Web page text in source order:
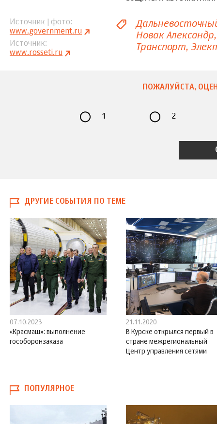
Источник | фото
www.government.ru
Источник
www.rosseti.ru
Новак Александр
Транспорт
ПОЖАЛУЙСТА,
1 2
ДРУГИЕ СОБЫТИЯ ПО ТЕМЕ
07.10.2023
«Красмаш»: выполнение
гособоронзаказа
21.11.2020
В Курске открылся первый в
стране межрегиональный
Центр управления сетями
ПОПУЛЯРНОЕ